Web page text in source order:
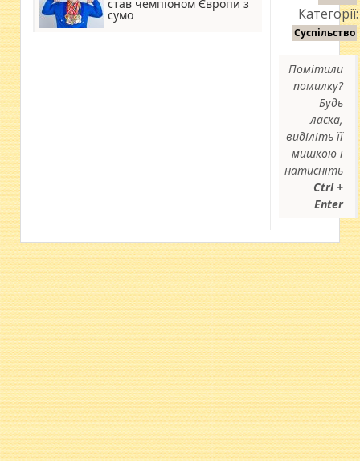
став чемпіоном Європи з
сумо Категорії:
Суспільство
Помітили
помилку?
Будь
ласка,
виділіть її
мишкою і
натисніть
Ctrl +
Enter